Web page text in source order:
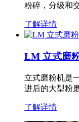
粉碎，分级和
了解详情
LM 立式磨
立式磨粉机是
进后的大型粉
了解详情